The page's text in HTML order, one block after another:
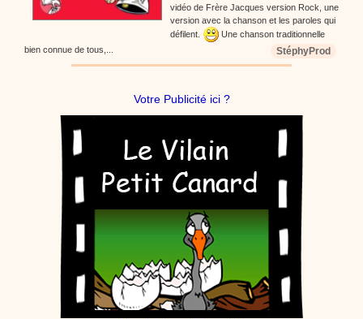
vidéo de Frère Jacques version Rock, une
version avec la chanson et les paroles qui
défilent.
Une chanson traditionnelle
bien connue de tous,...
StéphyProd
Votre Publicité ici ?